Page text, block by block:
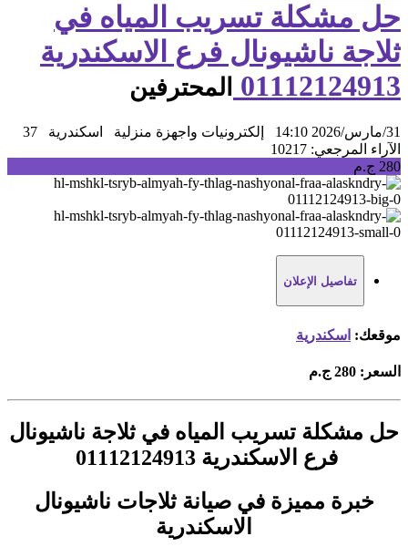
حل مشكلة تسريب المياه في
ثلاجة ناشيونال فرع الاسكندرية
01112124913 المحترفين
31/مارس/2026 14:10 إلكترونيات واجهزة منزلية اسكندرية
37
الآراء المرجعي: 10217
280 ج.م
تفاصيل الإعلان
موقعك: اسكندرية
السعر: 280 ج.م
حل مشكلة تسريب المياه في ثلاجة ناشيونال
فرع الاسكندرية 01112124913
خبرة مميزة في صيانة ثلاجات ناشيونال
الاسكندرية